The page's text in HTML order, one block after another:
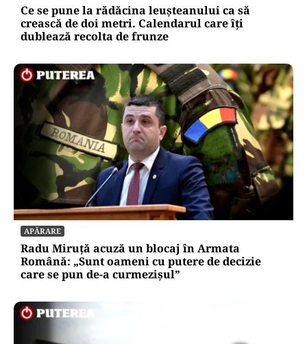
Ce se pune la rădăcina leușteanului ca să
crească de doi metri. Calendarul care îți
dublează recolta de frunze
APĂRARE
Radu Miruță acuză un blocaj în Armata
Română: „Sunt oameni cu putere de decizie
care se pun de-a curmezișul”